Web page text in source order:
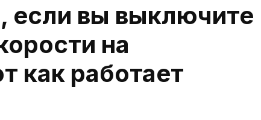
если вы выключите
на
как работает